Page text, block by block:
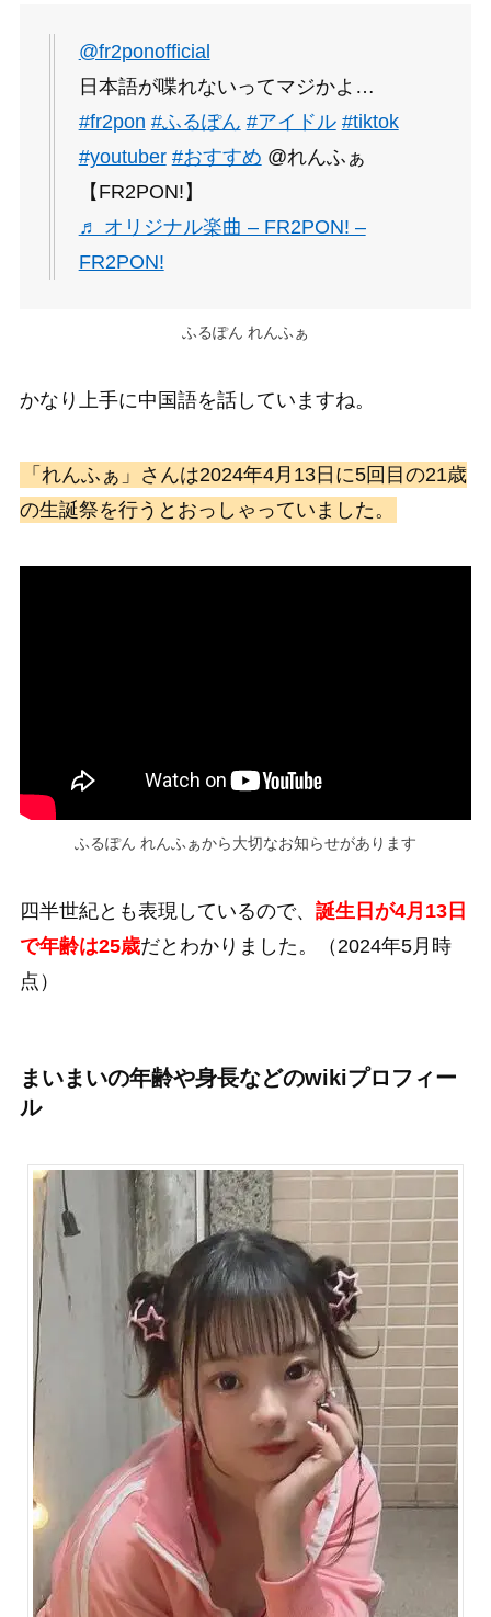
@fr2ponofficial
日本語が喋れないってマジかよ…
#fr2pon #ふるぽん #アイドル #tiktok
#youtuber #おすすめ @れんふぁ
【FR2PON!】
♬ オリジナル楽曲 – FR2PON! –
FR2PON!
ふるぽん れんふぁ
かなり上手に中国語を話していますね。
「れんふぁ」さんは2024年4月13日に5回目の21歳
の生誕祭を行うとおっしゃっていました。
ふるぽん れんふぁから大切なお知らせがあります
四半世紀とも表現しているので、 誕生日が4月13日
で年齢は25歳だとわかりました。（2024年5月時
点）
まいまいの年齢や身長などのwikiプロフィー
ル